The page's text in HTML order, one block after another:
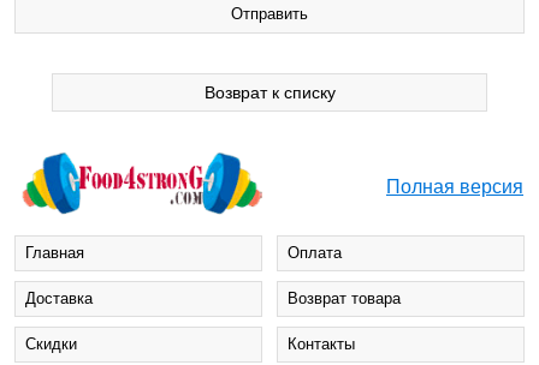
Возврат к списку
Полная версия
Главная Оплата
Доставка Возврат товара
Cкидки Контакты